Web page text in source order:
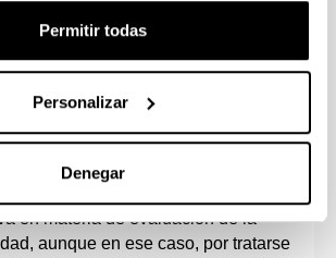
Permitir todas
Personalizar
Denegar
de detectar plagio en la fase de
del TFG, el Tribunal calificará el
la calificación de suspenso (0,0)
o reclamación de las
finales de los TFG se llevará a
en materia de evaluación de la
aunque en ese caso, por tratarse